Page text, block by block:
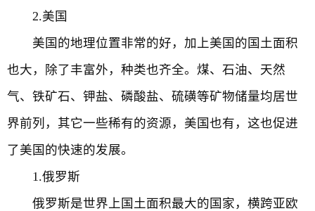
2.美国
美国的地理位置非常的好，加上美国的国土面积
也大，除了丰富外，种类也齐全。煤、石油、天然
气、铁矿石、钾盐、磷酸盐、硫磺等矿物储量均居世
界前列，其它一些稀有的资源，美国也有，这也促进
了美国的快速的发展。
1.俄罗斯
俄罗斯是世界上国土面积最大的国家，横跨亚欧